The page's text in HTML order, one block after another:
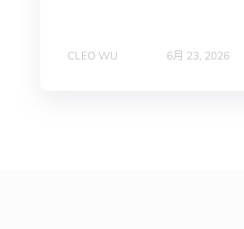
CLEO WU 6月 23, 2026